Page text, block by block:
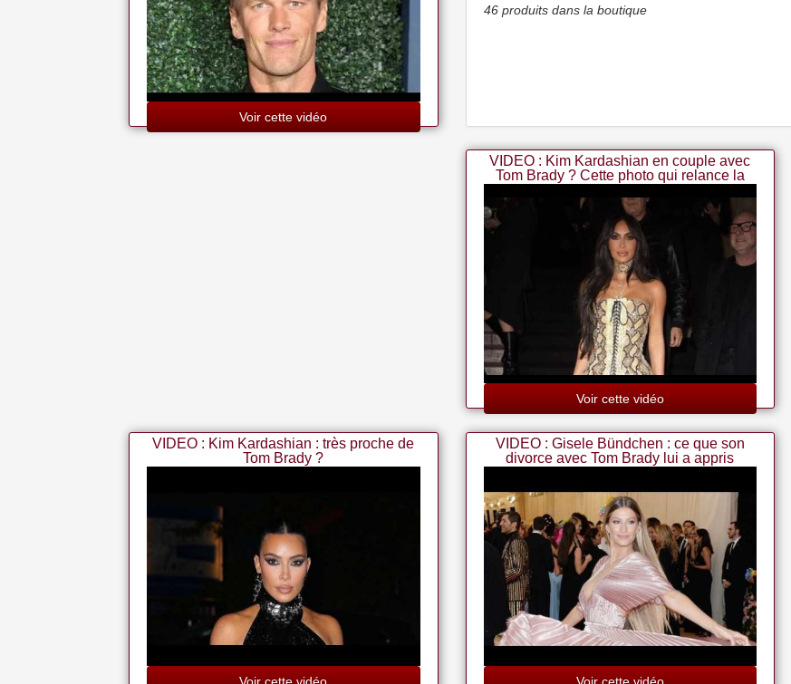
Voir cette vidéo
Nike Maillot Buccaners De
46 produits dans la boutique
VIDEO : Kim Kardashian en couple avec
Tom Brady ? Cette photo qui relance la
Voir cette vidéo
VIDEO : Kim Kardashian : très proche de
Tom Brady ?
VIDEO : Gisele Bündchen : ce que son
divorce avec Tom Brady lui a appris